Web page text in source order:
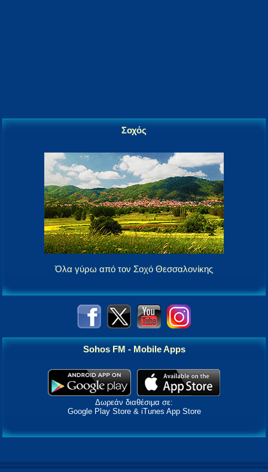
Σοχός
Όλα γύρω από τον Σοχό Θεσσαλονίκης
Sohos FM - Mobile Apps
Δωρεάν διαθέσιμα σε:
Google Play Store & iTunes App Store